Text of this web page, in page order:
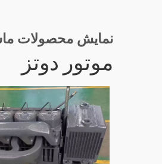
نمایش محصولات
موتور دوتز